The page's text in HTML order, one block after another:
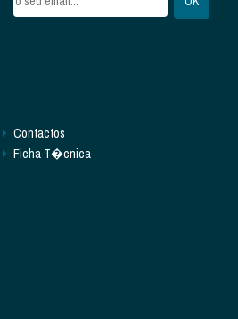
Contactos
Ficha T�cnica